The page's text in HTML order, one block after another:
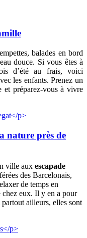
balades en bord
douce. Si vous êtes à
d’été au frais, voici
les enfants. Prenez un
et préparez-vous à vivre
nature près de
ville aux escapade
des Barcelonais,
de temps en
chez eux. Il y en a pour
ailleurs, elles sont